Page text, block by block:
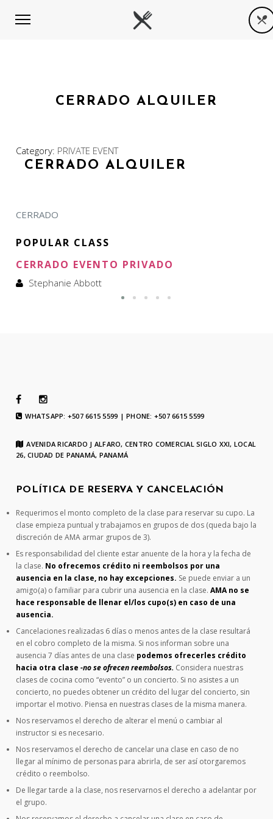
CERRADO ALQUILER
Category: PRIVATE EVENT
CERRADO ALQUILER
CERRADO
POPULAR CLASS
CERRADO EVENTO PRIVADO
Stephanie Abbott
WHATSAPP: +507 6615 5599 | PHONE: +507 6615 5599
AVENIDA RICARDO J ALFARO, CENTRO COMERCIAL SIGLO XXI, LOCAL
26, CIUDAD DE PANAMÁ, PANAMÁ
POLÍTICA DE RESERVA Y CANCELACIÓN
Requerimos el monto completo de la clase para reservar su cupo. La
clase empieza puntual y trabajamos en grupos de dos (queda bajo la
discreción de AMA armar grupos de 3).
Es responsabilidad del cliente estar anuente de la hora y la fecha de
la clase. No ofrecemos crédito ni reembolsos por una
ausencia en la clase, no hay excepciones. Se puede enviar a un
amigo(a) o familiar para cubrir una ausencia en la clase.AMA no se
hace responsable de llenar el/los cupo(s) en caso de una
ausencia.
Cancelaciones realizadas 6 días o menos antes de la clase resultará
en el cobro completo de la misma. Si nos informan sobre una
ausencia 7 días antes de una clase podemos ofrecerles crédito
hacia otra clase-no se ofrecen reembolsos. Considera nuestras
clases de cocina como “evento” o un concierto. Si no asistes a un
concierto, no puedes obtener un crédito del lugar del concierto, sin
importar el motivo. Piensa en nuestras clases de la misma manera.
Nos reservamos el derecho de alterar el menú o cambiar al
instructor si es necesario.
Nos reservamos el derecho de cancelar una clase en caso de no
llegar al mínimo de personas para abrirla, de ser así otorgaremos
crédito o reembolso.
De llegar tarde a la clase, nos reservarnos el derecho a adelantar por
el grupo.